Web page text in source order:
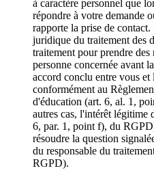
à caractère personnel que
répondre à votre demande
rapporte la prise de
juridique du traitement des
traitement pour prendre des
personne concernée avant
accord conclu entre vous et
conformément au
d'éducation (art. 6, al. 1,
autres cas, l'intérêt légitime
6, par. 1, point f), du
résoudre la question
du responsable du
RGPD).